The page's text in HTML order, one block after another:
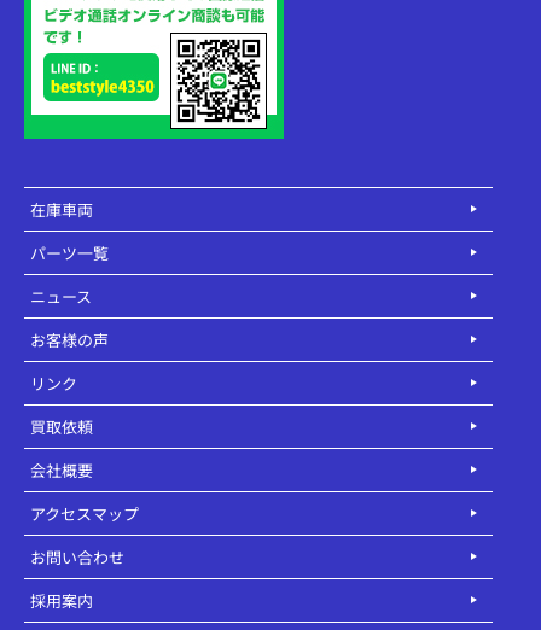
在庫車両
パーツ一覧
ニュース
お客様の声
リンク
買取依頼
会社概要
アクセスマップ
お問い合わせ
採用案内